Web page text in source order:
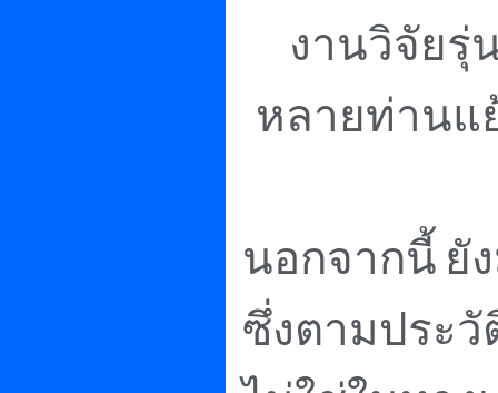
งานวิจัยรุ่
หลายท่านแ
นอกจากนี้ ยั
ซึ่งตามประ